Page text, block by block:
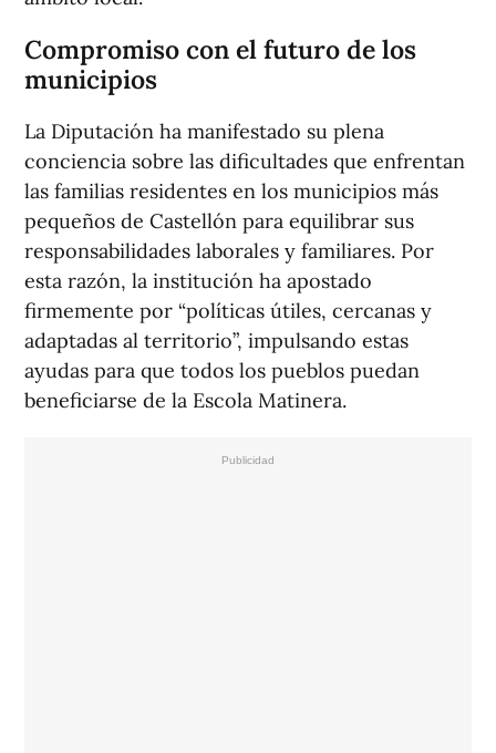
Compromiso con el futuro de los
municipios
La Diputación ha manifestado su plena
conciencia sobre las dificultades que enfrentan
las familias residentes en los municipios más
pequeños de Castellón para equilibrar sus
responsabilidades laborales y familiares. Por
esta razón, la institución ha apostado
firmemente por “políticas útiles, cercanas y
adaptadas al territorio”, impulsando estas
ayudas para que todos los pueblos puedan
beneficiarse de la Escola Matinera.